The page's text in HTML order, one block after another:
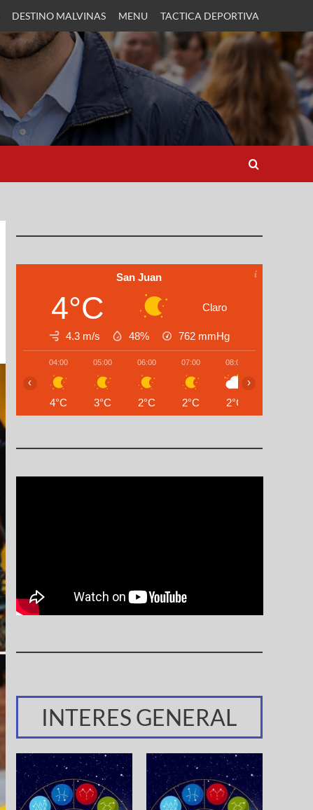
DESTINO MALVINAS MENU TACTICA DEPORTIVA
San Juan
4°C Claro
4.3 m/s 48% 762 mmHg
04:00
4°C
05:00
3°C
06:00
2°C
07:00
2°C
08:00
2°C
‹ ›
INTERES GENERAL